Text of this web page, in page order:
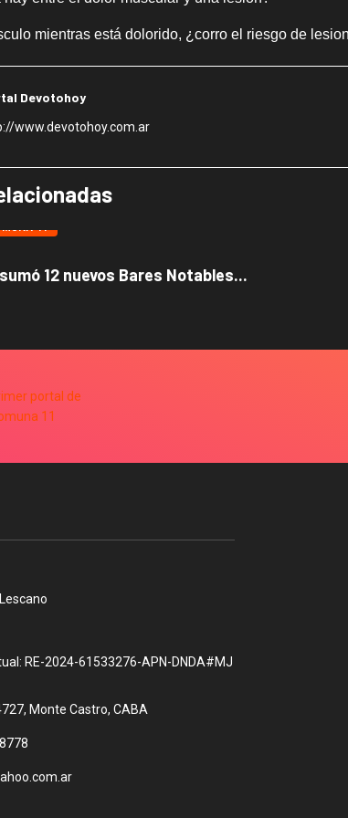
mientras está dolorido, ¿corro el riesgo de
Devotohoy
www.devotohoy.com.ar
11
12 nuevos Bares Notables...
RE-2024-61533276-APN-DNDA#MJ
Monte Castro, CABA